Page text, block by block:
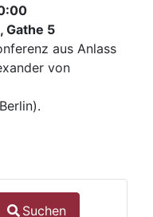
Gathe 5
aus Anlass
von
Suchen